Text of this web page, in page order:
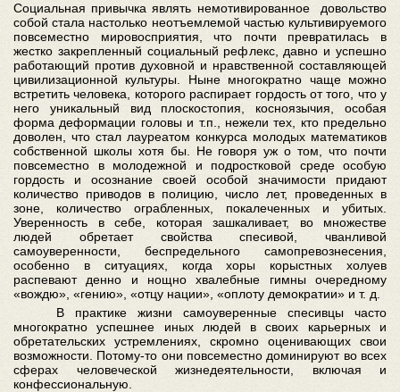
Социальная привычка являть немотивированное довольство
собой стала настолько неотъемлемой частью культивируемого
повсеместно мировосприятия, что почти превратилась в
жестко закрепленный социальный рефлекс, давно и успешно
работающий против духовной и нравственной составляющей
цивилизационной культуры. Ныне многократно чаще можно
встретить человека, которого распирает гордость от того, что у
него уникальный вид плоскостопия, косноязычия, особая
форма деформации головы и т.п., нежели тех, кто предельно
доволен, что стал лауреатом конкурса молодых математиков
собственной школы хотя бы. Не говоря уж о том, что почти
повсеместно в молодежной и подростковой среде особую
гордость и осознание своей особой значимости придают
количество приводов в полицию, число лет, проведенных в
зоне, количество ограбленных, покалеченных и убитых.
Уверенность в себе, которая зашкаливает, во множестве
людей обретает свойства спесивой, чванливой
самоуверенности, беспредельного самопревознесения,
особенно в ситуациях, когда хоры корыстных холуев
распевают денно и нощно хвалебные гимны очередному
«вождю», «гению», «отцу нации», «оплоту демократии» и т. д.
В практике жизни самоуверенные спесивцы часто
многократно успешнее иных людей в своих карьерных и
обретательских устремлениях, скромно оценивающих свои
возможности. Потому-то они повсеместно доминируют во всех
сферах человеческой жизнедеятельности, включая и
конфессиональную.